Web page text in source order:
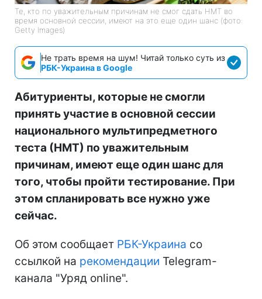
Те, кто по уважительным причинам не смог сдать НМТ во
время основной сессии, имеют на это еще один шанс (фото:
Getty Images)
Не трать время на шум! Читай только суть из
РБК-Украина в Google
Абитуриенты, которые не смогли
принять участие в основной сессии
национального мультипредметного
теста (НМТ) по уважительным
причинам, имеют еще один шанс для
того, чтобы пройти тестирование. При
этом спланировать все нужно уже
сейчас.
Об этом сообщает РБК-Украина со
ссылкой на рекомендации Telegram-
канала "Уряд online".